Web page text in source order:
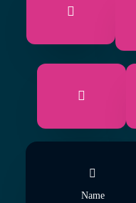
Name